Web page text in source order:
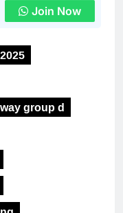
Join Now
group d